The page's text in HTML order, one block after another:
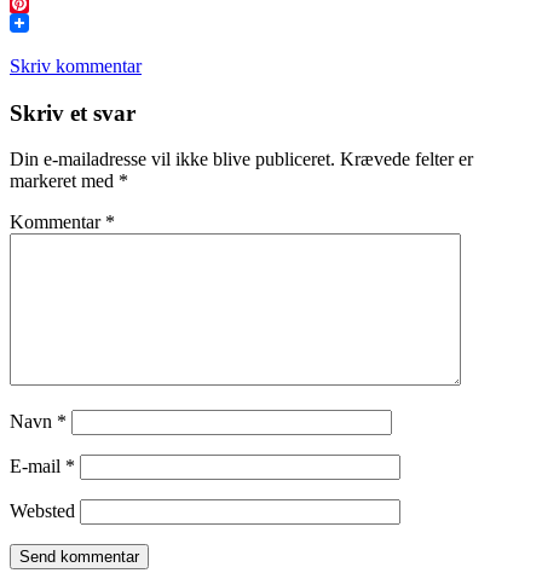
Pinterest
Skriv kommentar
Læserinteraktioner
Skriv et svar
Din e-mailadresse vil ikke blive publiceret. Krævede felter er
markeret med *
Kommentar *
Navn *
E-mail *
Websted